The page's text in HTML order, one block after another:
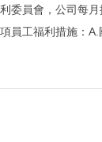
委員會，公司每
員工福利措施：